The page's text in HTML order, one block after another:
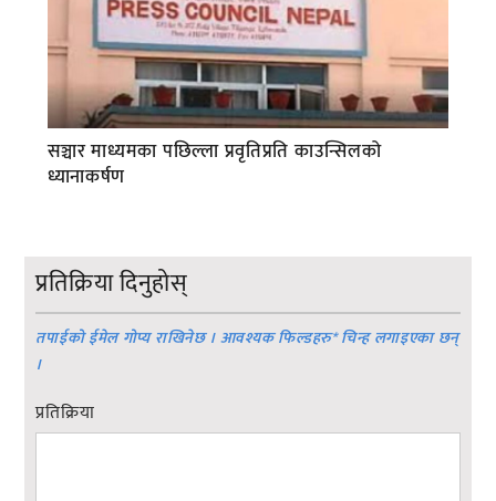
सञ्चार माध्यमका पछिल्ला प्रवृतिप्रति काउन्सिलको
ध्यानाकर्षण
प्रतिक्रिया दिनुहोस्
तपाईको ईमेल गोप्य राखिनेछ । आवश्यक फिल्डहरु*चिन्ह लगाइएका छन्
।
प्रतिक्रिया